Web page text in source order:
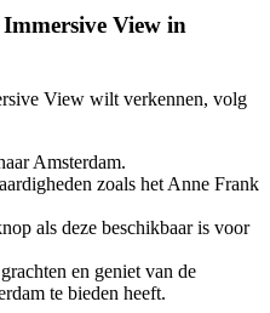
View in
View wilt verkennen, volg
Amsterdam.
zoals het Anne Frank
als deze beschikbaar is voor
en geniet van de
te bieden heeft.